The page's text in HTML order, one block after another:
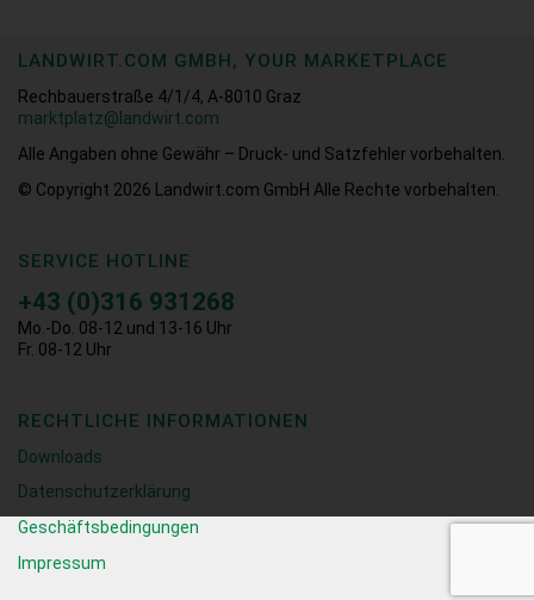
LANDWIRT.COM GMBH, YOUR MARKETPLACE
Rechbauerstraße 4/1/4, A-8010 Graz
marktplatz@landwirt.com
Alle Angaben ohne Gewähr – Druck- und Satzfehler vorbehalten.
© Copyright 2026
Landwirt.com GmbH Alle Rechte vorbehalten.
SERVICE HOTLINE
+43 (0)316 931268
Mo.-Do. 08-12 und 13-16 Uhr
Fr. 08-12 Uhr
RECHTLICHE INFORMATIONEN
Downloads
Datenschutzerklärung
Geschäftsbedingungen
Impressum